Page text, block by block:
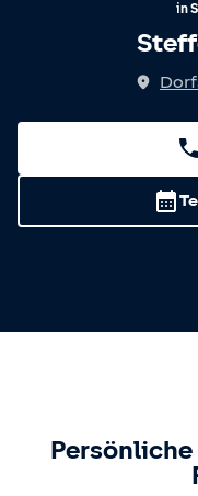
in
Persönliche